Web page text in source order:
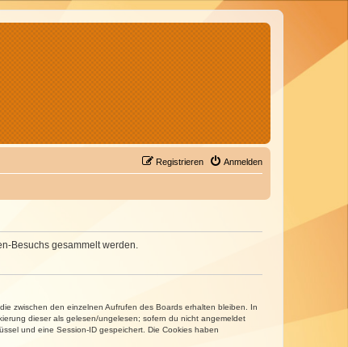
Anmelden
Registrieren
Besuchs gesammelt werden.
zwischen den einzelnen Aufrufen des Boards erhalten bleiben. In
dieser als gelesen/ungelesen; sofern du nicht angemeldet
und eine Session-ID gespeichert. Die Cookies haben